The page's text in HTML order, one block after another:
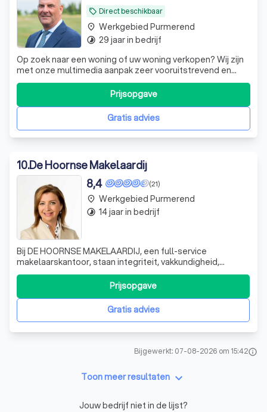
local_offer Direct beschikbaar
Op zoek naar een woning of uw woning verkopen? Wij zijn
met onze multimedia aanpak zeer vooruitstrevend en
onderscheiden ons hiermee enorm. Succes
gegarandeerd met onze persoonlijke begeleiding!
Gratis advies
Prijsopgave
place Werkgebied Purmerend
timelapse 29 jaar in bedrijf
10.De Hoornse Makelaardij
(21)
8,4
Bij DE HOORNSE MAKELAARDIJ, een full-service
makelaarskantoor, staan integriteit, vakkundigheid,
creativiteit en betrouwbaarheid centraal. Wij
onderscheiden ons door onze persoonlijke
betrokkenheid, grote inzet en perfecte service, zelfs in
het weekend en de avonduren. Onze expertise omvat
Gratis advies
Prijsopgave
place Werkgebied Purmerend
timelapse 14 jaar in bedrijf
Bijgewerkt: 07-08-2026 om 15:42info
Toon meer resultaten keyboard_arrow_down
Jouw bedrijf niet in de lijst?